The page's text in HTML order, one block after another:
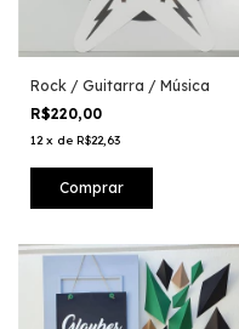
Rock / Guitarra / Música
R$220,00
12 x de R$22,63